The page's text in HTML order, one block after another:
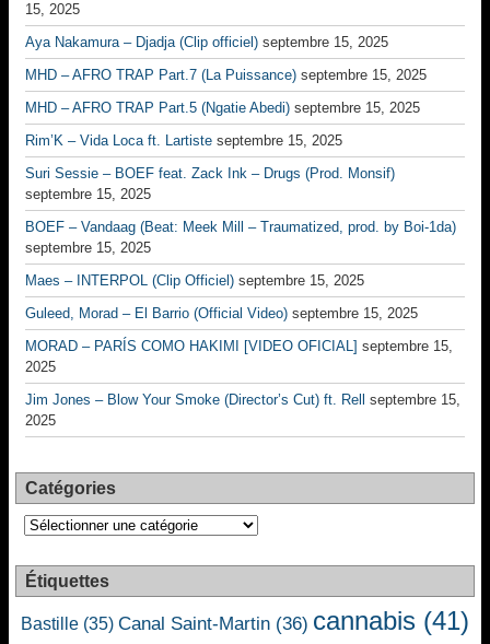
15, 2025
Aya Nakamura – Djadja (Clip officiel) septembre 15, 2025
MHD – AFRO TRAP Part.7 (La Puissance) septembre 15, 2025
MHD – AFRO TRAP Part.5 (Ngatie Abedi) septembre 15, 2025
Rim’K – Vida Loca ft. Lartiste septembre 15, 2025
Suri Sessie – BOEF feat. Zack Ink – Drugs (Prod. Monsif)
septembre 15, 2025
BOEF – Vandaag (Beat: Meek Mill – Traumatized, prod. by Boi-1da)
septembre 15, 2025
Maes – INTERPOL (Clip Officiel) septembre 15, 2025
Guleed, Morad – El Barrio (Official Video) septembre 15, 2025
MORAD – PARÍS COMO HAKIMI [VIDEO OFICIAL] septembre 15,
2025
Jim Jones – Blow Your Smoke (Director’s Cut) ft. Rell
septembre 15,
2025
Catégories
Catégories
Étiquettes
Bastille (35) Canal Saint-Martin (36) cannabis (41)